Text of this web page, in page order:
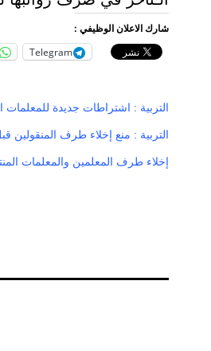
شارك الاعلان الوظيفي :
Telegram
التربية : اشتراطات جديدة للمعلمات
التربية : منع إخلاء طرف المنقولين
إخلاء طرف المعلمين والمعلمات